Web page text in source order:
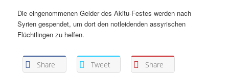
Die eingenommenen Gelder des Akitu-Festes werden nach
Syrien gespendet, um dort den notleidenden assyrischen
Flüchtlingen zu helfen.
Share Tweet Share